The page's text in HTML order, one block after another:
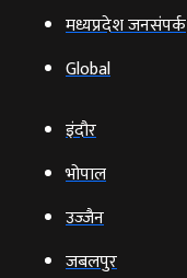
मध्यप्रदेश जनसंपर्क
Global
इंदौर
भोपाल
उज्‍जैन
जबलपुर